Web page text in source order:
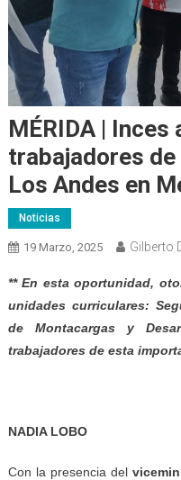
MÉRIDA | Inces
trabajadores
Los Andes en
Noticias
19 Marzo, 2025 Gilberto
** En esta oportunidad,
unidades curriculares:
de Montacargas y
trabajadores de esta
NADIA LOBO
Con la presencia del